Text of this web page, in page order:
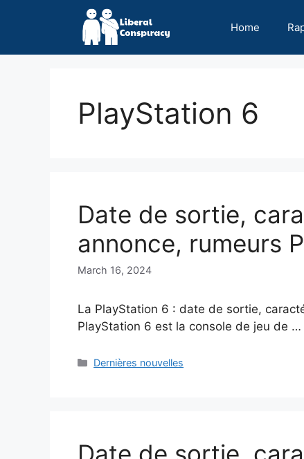
Home
PlayStation 6
Date de sortie,
annonce, rumeurs
March 16, 2024
La PlayStation 6 : date de sortie,
PlayStation 6 est la console de jeu de …
Categories
Dernières nouvelles